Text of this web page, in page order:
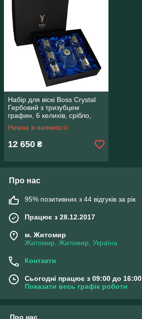
Набір для віскі Boss Crystal
Гербовий з тризубцем
графин, 6 келихів, срібло,
золото, кришталь, захисний
лак
Немає в наявності
12 650 ₴
Про нас
95% позитивних з 44 відгуків за рік
Працює з 28.12.2017
м. Житомир
Житомир, Житомир, Україна
Контакти
Сьогодні працює з 09:00 до 16:00
Показати весь графік роботи
Про нас